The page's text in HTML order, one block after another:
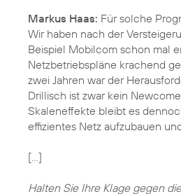
Markus Haas: Für solche
Wir haben nach der
Beispiel Mobilcom schon mal
Netzbetriebspläne krachend
zwei Jahren war der
Drillisch ist zwar kein
Skaleneffekte bleibt es
effizientes Netz aufzubauen
[…]
Halten Sie Ihre Klage gegen